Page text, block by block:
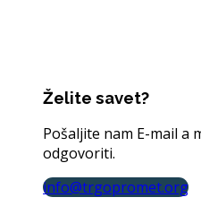
Želite savet?
Pošaljite nam E-mail a
odgovoriti.
info@trgopromet.org